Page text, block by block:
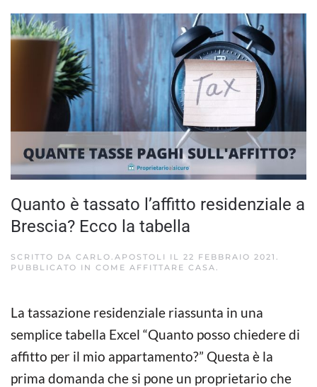
Quanto è tassato l’affitto residenziale a
Brescia? Ecco la tabella
SCRITTO DA CARLO.APOSTOLI IL 22 FEBBRAIO 2021 .
PUBBLICATO IN COME AFFITTARE CASA.
La tassazione residenziale riassunta in una
semplice tabella Excel “Quanto posso chiedere di
affitto per il mio appartamento?” Questa è la
prima domanda che si pone un proprietario che